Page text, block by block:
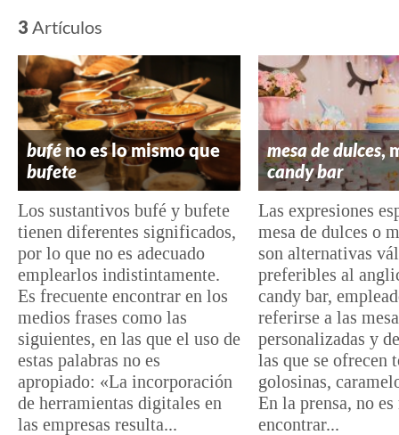
3 Artículos
buféno es lo mismo que
bufete
Los sustantivos bufé y bufete
tienen diferentes significados,
por lo que no es adecuado
emplearlos indistintamente.
Es frecuente encontrar en los
medios frases como las
siguientes, en las que el uso de
estas palabras no es
apropiado: «La incorporación
de herramientas digitales en
las empresas resulta...
mesa de dulces,
candy bar
Las expresiones
mesa de dulces o
son alternativas
preferibles al
candy bar,
referirse a las
personalizadas y
las que se ofrecen
golosinas,
En la prensa, no es
encontrar...